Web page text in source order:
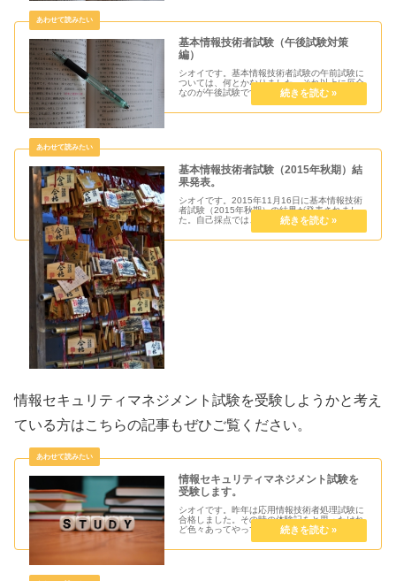
基本情報技術者試験（午後試験対策
編）
シオイです。基本情報技術者試験の午前試験に
ついては、何とかなりました。それ以上に厄介
なのが午後試験です。今回は、その午後試験対
策についてお話しします。基本情報技術者試験
の午後試験について基本情報技術者試験の午後
基本情報技術者試験（2015年秋期）結
果発表。
シオイです。2015年11月16日に基本情報技術
者試験（2015年秋期）の結果が発表されまし
た。自己採点では、合格ラインは超えていまし
たが、実際の結果はどうだったのか？受験結果
について情報処理技術者試験の成績は、以下の
情報セキュリティマネジメント試験を受験しようかと考え
ている方はこちらの記事もぜひご覧ください。
情報セキュリティマネジメント試験を
受験します。
シオイです。昨年は応用情報技術者処理試験に
合格しました。その時の体験記をと思ったけれ
ど色々あってやってきた過程がうる覚えのため
スキップです。応用情報処理試験を取得したシ
オイとしては更にその上の資格をと思ったもの